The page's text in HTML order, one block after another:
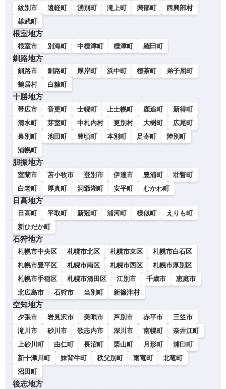
紋別市 遠軽町 湧別町 滝上町 興部町
西興部村
雄武町
根室地方
根室市 別海町 中標津町 標津町 羅臼町
釧路地方
釧路市 釧路町 厚岸町 浜中町 標茶町
弟子屈町
鶴居村
白糠町
十勝地方
帯広市 音更町 士幌町 上士幌町 鹿追町
新得町
清水町
芽室町 中札内村 更別村 大樹町
広尾町
幕別町
池田町 豊頃町 本別町 足寄町
陸別町
浦幌町
胆振地方
室蘭市 苫小牧市 登別市 伊達市 豊浦町
壮瞥町
白老町
厚真町 洞爺湖町 安平町 むかわ町
日高地方
日高町 平取町 新冠町 浦河町 様似町
えりも町
新ひだか町
石狩地方
札幌市中央区 札幌市北区 札幌市東区
札幌市白石区
札幌市豊平区
札幌市南区 札幌市西区
札幌市厚別区
札幌市手稲区
札幌市清田区 江別市 千歳市
恵庭市
北広島市
石狩市 当別町 新篠津村
空知地方
夕張市 岩見沢市 美唄市 芦別市 赤平市
三笠市
滝川市
砂川市 歌志内市 深川市 南幌町
奈井江町
上砂川町
由仁町 長沼町 栗山町 月形町
浦臼町
新十津川町
妹背牛町 秩父別町 雨竜町
北竜町
沼田町
後志地方